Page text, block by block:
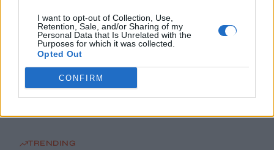
I want to opt-out of Collection, Use,
Retention, Sale, and/or Sharing of my
Personal Data that Is Unrelated with the
Purposes for which it was collected.
Opted Out
CONFIRM
Η προϋπόθεση
8 Αυγούστου, 2026
Θεατρική αφήγηση «Έρευσεν ύδωρ» στο Δημοτικό Σχολείο
8 Αυγούστου, 2026
TRENDING